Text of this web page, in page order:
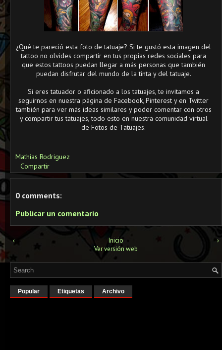
¿Qué te pareció esta foto de tatuaje? Si te gustó esta imagen del
tattoo no olvides compartir en tus propias redes sociales para
que estos tattoos puedan llegar a más personas que también
puedan disfrutar del mundo de la tinta y del tatuaje.
Si eres tatuador o aficionado a los tatuajes, te invitamos a
seguirnos en nuestra página de Facebook, Pinterest y en Twitter
también para ver más ideas similares y poder comentar con otros
y compartir tus tatuajes, todo esto en nuestra comunidad virtual
de Fotos de Tatuajes.
Mathias Rodriguez
Compartir
0 comments:
Publicar un comentario
‹ ›
Inicio
Ver versión web
Popular Etiquetas Archivo